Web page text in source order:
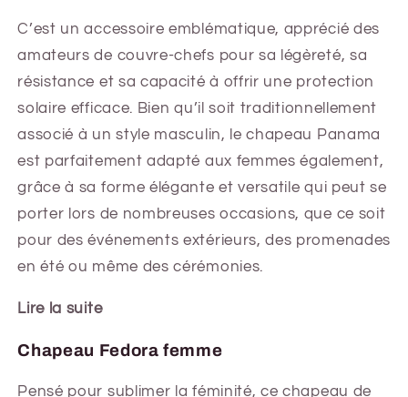
C’est un accessoire emblématique, apprécié des
amateurs de couvre-chefs pour sa légèreté, sa
résistance et sa capacité à offrir une protection
solaire efficace. Bien qu’il soit traditionnellement
associé à un style masculin, le chapeau Panama
est parfaitement adapté aux femmes également,
grâce à sa forme élégante et versatile qui peut se
porter lors de nombreuses occasions, que ce soit
pour des événements extérieurs, des promenades
en été ou même des cérémonies.
Lire la suite
Chapeau Fedora femme
Pensé pour sublimer la féminité, ce chapeau de